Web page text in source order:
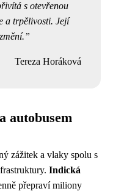
s otevřenou
a trpělivosti. Její
Tereza Horáková
autobusem
zážitek a vlaky spolu s
Indická
přepraví miliony